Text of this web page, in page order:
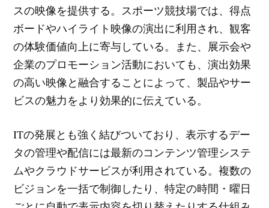
スの映像を提供する。スポーツ競技場では、得点
ボードやハイライト映像の演出に利用され、観客
の体験価値向上に寄与している。また、展示会や
企業のプロモーション活動においても、演出効果
の高い映像と融合することによって、製品やサー
ビスの魅力をより効果的に伝えている。
ITの発展とも強く結びついており、表示するデー
タの管理や配信には最新のコンテンツ管理システ
ムやクラウドサービスが利用されている。複数の
ビジョンを一括で制御したり、特定の時間・曜日